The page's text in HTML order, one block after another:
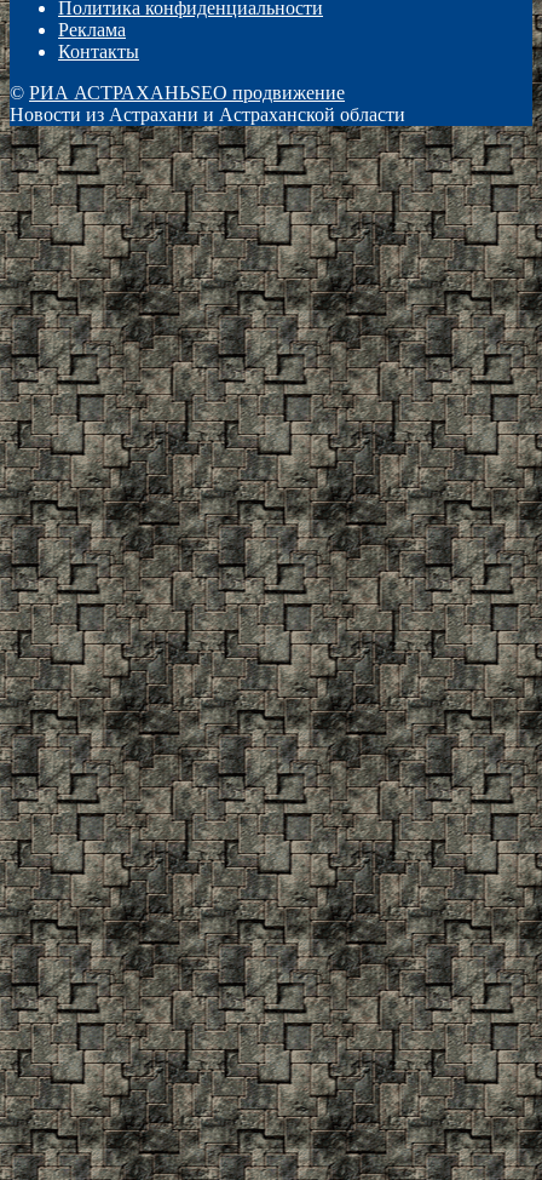
Политика конфиденциальности
Реклама
Контакты
© РИА АСТРАХАНЬSEO продвижение
Новости из Астрахани и Астраханской области